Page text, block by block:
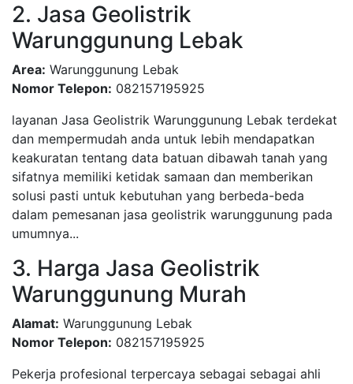
2. Jasa Geolistrik
Warunggunung Lebak
Area: Warunggunung Lebak
Nomor Telepon: 082157195925
layanan Jasa Geolistrik Warunggunung Lebak terdekat
dan mempermudah anda untuk lebih mendapatkan
keakuratan tentang data batuan dibawah tanah yang
sifatnya memiliki ketidak samaan dan memberikan
solusi pasti untuk kebutuhan yang berbeda-beda
dalam pemesanan jasa geolistrik warunggunung pada
umumnya...
3. Harga Jasa Geolistrik
Warunggunung Murah
Alamat: Warunggunung Lebak
Nomor Telepon: 082157195925
Pekerja profesional terpercaya sebagai sebagai ahli